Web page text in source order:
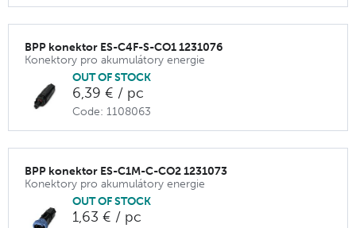
BPP konektor ES-C4F-S-CO1 1231076
Konektory pro akumulátory energie
OUT OF STOCK
6,39 € / pc
Code: 1108063
BPP konektor ES-C1M-C-CO2 1231073
Konektory pro akumulátory energie
OUT OF STOCK
1,63 € / pc